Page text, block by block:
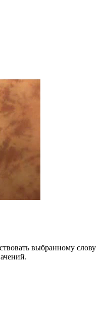
выбранному слову